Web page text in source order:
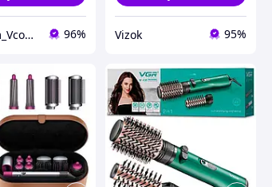
Rozumm_VcompanY 96% Vizok 95%